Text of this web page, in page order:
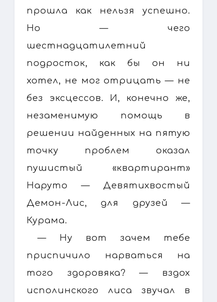
прошла как нельзя успешно.
Но — чего
шестнадцатилетний
подросток, как бы он ни
хотел, не мог отрицать — не
без эксцессов. И, конечно же,
незаменимую помощь в
решении найденных на пятую
точку проблем оказал
пушистый «квартирант»
Наруто — Девятихвостый
Демон-Лис, для друзей —
Курама.
— Ну вот зачем тебе
приспичило нарваться на
того здоровяка? — вздох
исполинского лиса звучал в